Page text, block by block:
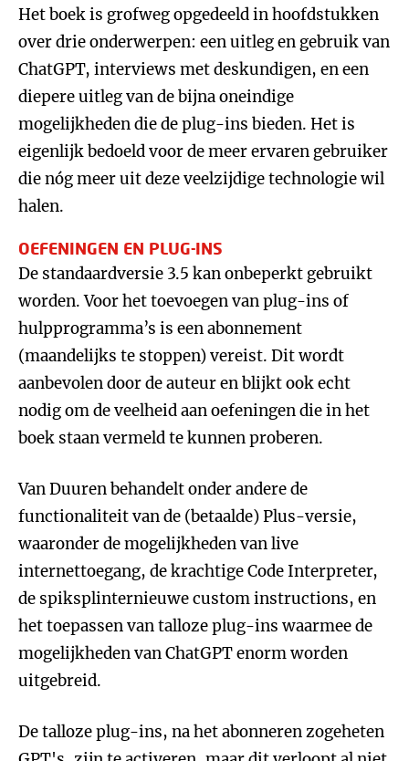
Het boek is grofweg opgedeeld in hoofdstukken
over drie onderwerpen: een uitleg en gebruik van
ChatGPT, interviews met deskundigen, en een
diepere uitleg van de bijna oneindige
mogelijkheden die de plug-ins bieden. Het is
eigenlijk bedoeld voor de meer ervaren gebruiker
die nóg meer uit deze veelzijdige technologie wil
halen.
OEFENINGEN EN PLUG-INS
De standaardversie 3.5 kan onbeperkt gebruikt
worden. Voor het toevoegen van plug-ins of
hulpprogramma’s is een abonnement
(maandelijks te stoppen) vereist. Dit wordt
aanbevolen door de auteur en blijkt ook echt
nodig om de veelheid aan oefeningen die in het
boek staan vermeld te kunnen proberen.
Van Duuren behandelt onder andere de
functionaliteit van de (betaalde) Plus-versie,
waaronder de mogelijkheden van live
internettoegang, de krachtige Code Interpreter,
de spiksplinternieuwe custom instructions, en
het toepassen van talloze plug-ins waarmee de
mogelijkheden van ChatGPT enorm worden
uitgebreid.
De talloze plug-ins, na het abonneren zogeheten